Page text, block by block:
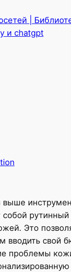
|
и chatgpt
выше
собой рутинный
Это
вводить свой
проблемы